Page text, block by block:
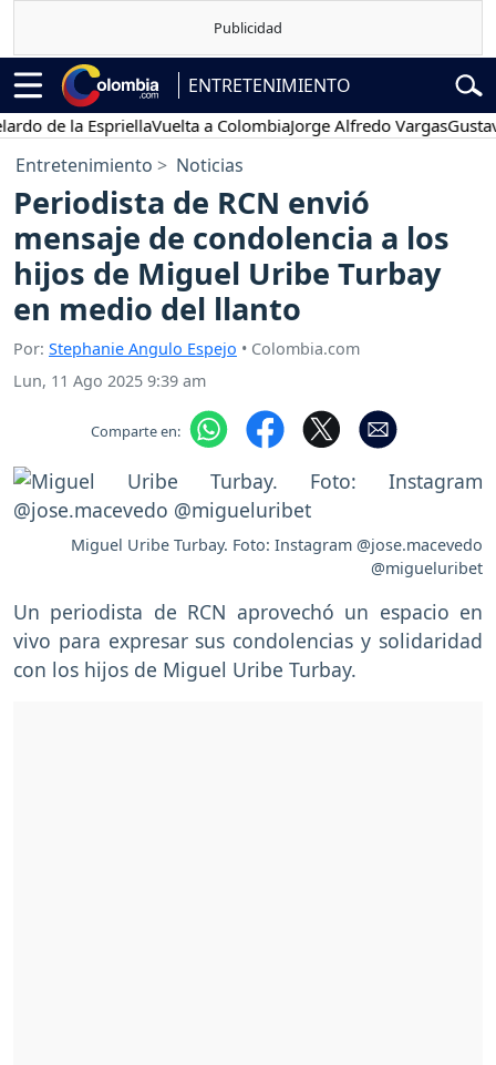
ENTRETENIMIENTO
la EspriellaVuelta a ColombiaJorge Alfredo VargasGustavo
Entretenimiento Noticias
Periodista de RCN envió
mensaje de condolencia a los
hijos de Miguel Uribe Turbay
en medio del llanto
Por: Stephanie Angulo Espejo • Colombia.com
Lun, 11 Ago 2025 9:39 am
Comparte en:
Miguel Uribe Turbay. Foto: Instagram @jose.macevedo
@migueluribet
Un periodista de RCN aprovechó un espacio en
vivo para expresar sus condolencias y solidaridad
con los hijos de Miguel Uribe Turbay.